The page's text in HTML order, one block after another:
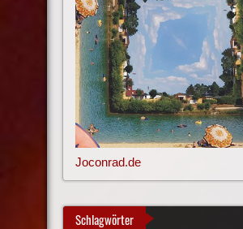
Joconrad.de
Schlagwörter